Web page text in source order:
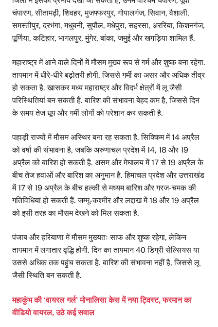
चंपारण, सीतामढ़ी, शिवहर, मुजफ्फरपुर, गोपालगंज, सिवान, वैशाली,
समस्तीपुर, दरभंगा, मधुबनी, सुपौल, मधेपुरा, सहरसा, अररिया, किशनगंज,
पूर्णिया, कटिहार, भागलपुर, मुंगेर, बांका, जमुई और खगड़िया शामिल हैं.
महाराष्ट्र में आने वाले दिनों में मौसम मुख्य रूप से गर्म और शुष्क बना रहेगा.
तापमान में धीरे-धीरे बढ़ोतरी होगी, जिससे गर्मी का असर और अधिक तीव्र
हो सकता है. खासकर मध्य महाराष्ट्र और विदर्भ क्षेत्रों में लू जैसी
परिस्थितियां बन सकती हैं. बारिश की संभावना बेहद कम है, जिससे दिन
के समय तेज धूप और गर्मी लोगों को परेशान कर सकती है.
पहाड़ी राज्यों में मौसम अस्थिर बना रह सकता है. सिक्किम में 14 अप्रैल
को वर्षा की संभावना है, जबकि अरुणाचल प्रदेश में 14, 18 और 19
अप्रैल को बारिश हो सकती है. असम और मेघालय में 17 से 19 अप्रैल के
बीच तेज हवाओं और बारिश का अनुमान है. हिमाचल प्रदेश और उत्तराखंड
में 17 से 19 अप्रैल के बीच हल्की से मध्यम बारिश और गरज-चमक की
गतिविधियां हो सकती हैं. जम्मू-कश्मीर और लद्दाख में 18 और 19 अप्रैल
को इसी तरह का मौसम देखने को मिल सकता है.
पंजाब और हरियाणा में मौसम मुख्यतः साफ और शुष्क रहेगा, लेकिन
तापमान में लगातार वृद्धि होगी. दिन का तापमान 40 डिग्री सेल्सियस या
उससे अधिक तक पहुंच सकता है. बारिश की संभावना नहीं है, जिससे लू
जैसी स्थिति बन सकती है.
महाकुंभ की ‘वायरल गर्ल’ मोनालिसा केस में नया ट्विस्ट, फरमान का
वीडियो वायरल, उठे कई सवाल